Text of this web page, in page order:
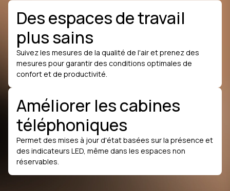
Des espaces de travail
plus sains
Suivez les mesures de la qualité de l'air et prenez des
mesures pour garantir des conditions optimales de
confort et de productivité.
Améliorer les cabines
téléphoniques
Permet des mises à jour d'état basées sur la présence et
des indicateurs LED, même dans les espaces non
réservables.